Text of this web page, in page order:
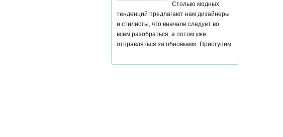
Столько модных
тенденций предлагают нам дизайнеры
и стилисты, что вначале следует во
всем разобраться, а потом уже
отправляться за обновками. Приступим.